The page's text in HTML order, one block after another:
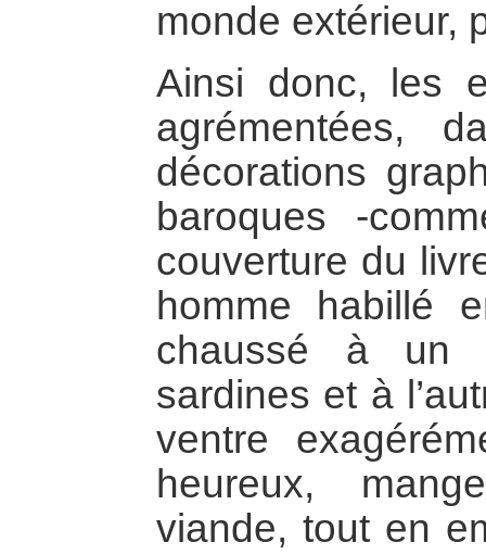
monde extérieur,
Ainsi donc, les
agrémentées,
décorations
baroques -
couverture du
homme habillé
chaussé à un
sardines et à
ventre
heureux,
viande, tout en